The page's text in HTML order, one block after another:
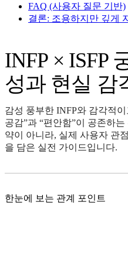
FAQ (사용자 질문 기반)
결론: 조용하지만 깊게
INFP × ISFP
성과 현실 감
감성 풍부한 INFP와 감각적
공감”과 “편안함”이 공존하
약이 아니라, 실제 사용자 관
을 담은 실전 가이드입니다.
한눈에 보는 관계 포인트